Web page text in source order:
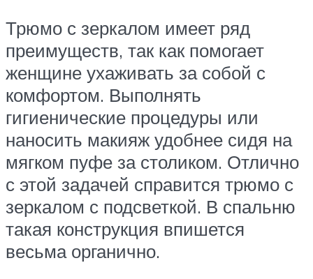
Трюмо с зеркалом имеет ряд
преимуществ, так как помогает
женщине ухаживать за собой с
комфортом. Выполнять
гигиенические процедуры или
наносить макияж удобнее сидя на
мягком пуфе за столиком. Отлично
с этой задачей справится трюмо с
зеркалом с подсветкой. В спальню
такая конструкция впишется
весьма органично.